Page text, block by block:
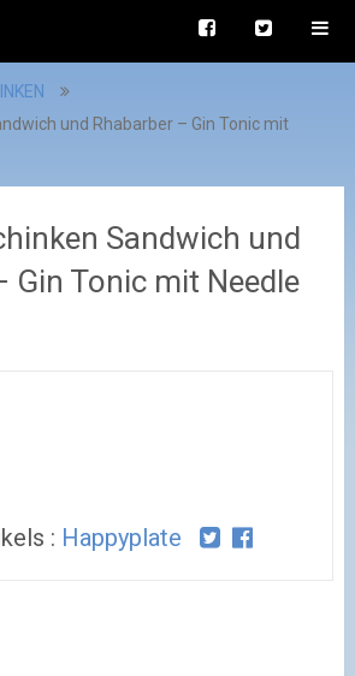
und Rhabarber – Gin Tonic mit
Sandwich und
Gin Tonic mit Needle
: Happyplate